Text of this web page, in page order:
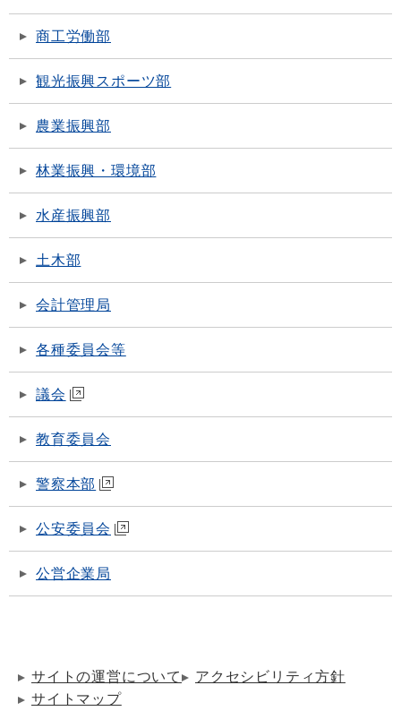
商工労働部
観光振興スポーツ部
農業振興部
林業振興・環境部
水産振興部
土木部
会計管理局
各種委員会等
議会
教育委員会
警察本部
公安委員会
公営企業局
サイトの運営について
アクセシビリティ方針
サイトマップ